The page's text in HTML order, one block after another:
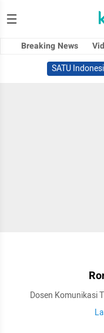
Breaking News
SATU
Dosen Komunikasi